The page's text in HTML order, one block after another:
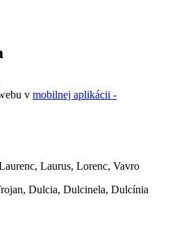
v mobilnej aplikácii -
Laurus, Lorenc, Vavro
Dulcia, Dulcinela, Dulcínia